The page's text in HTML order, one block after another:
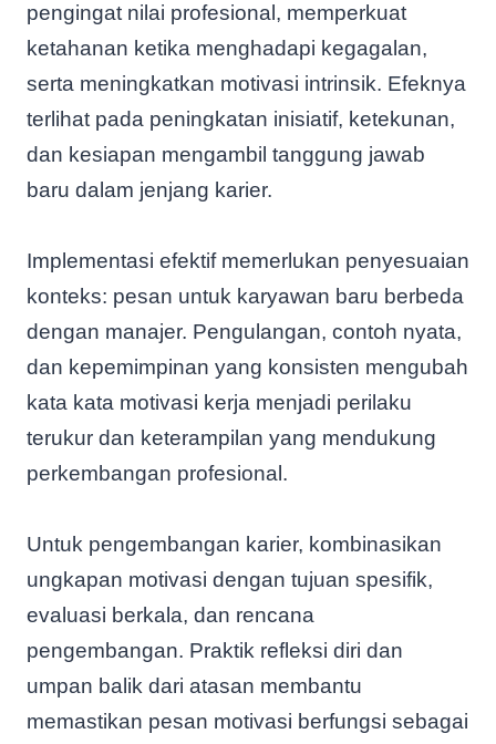
pengingat nilai profesional, memperkuat
ketahanan ketika menghadapi kegagalan,
serta meningkatkan motivasi intrinsik. Efeknya
terlihat pada peningkatan inisiatif, ketekunan,
dan kesiapan mengambil tanggung jawab
baru dalam jenjang karier.
Implementasi efektif memerlukan penyesuaian
konteks: pesan untuk karyawan baru berbeda
dengan manajer. Pengulangan, contoh nyata,
dan kepemimpinan yang konsisten mengubah
kata kata motivasi kerja menjadi perilaku
terukur dan keterampilan yang mendukung
perkembangan profesional.
Untuk pengembangan karier, kombinasikan
ungkapan motivasi dengan tujuan spesifik,
evaluasi berkala, dan rencana
pengembangan. Praktik refleksi diri dan
umpan balik dari atasan membantu
memastikan pesan motivasi berfungsi sebagai